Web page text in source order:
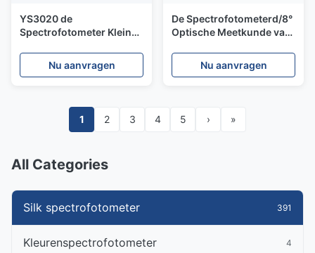
YS3020 de
Spectrofotometer Kleine
kleurenmeting Kleuren
van Kleine Doelstellingen
Nu aanvragen
De Spectrofotometerd/8°
Optische Meetkunde van
Certificaten van Ce van
ISO 9001
Nu aanvragen
1 2 3 4 5 › »
All Categories
Silk spectrofotometer 391
Kleurenspectrofotometer 4